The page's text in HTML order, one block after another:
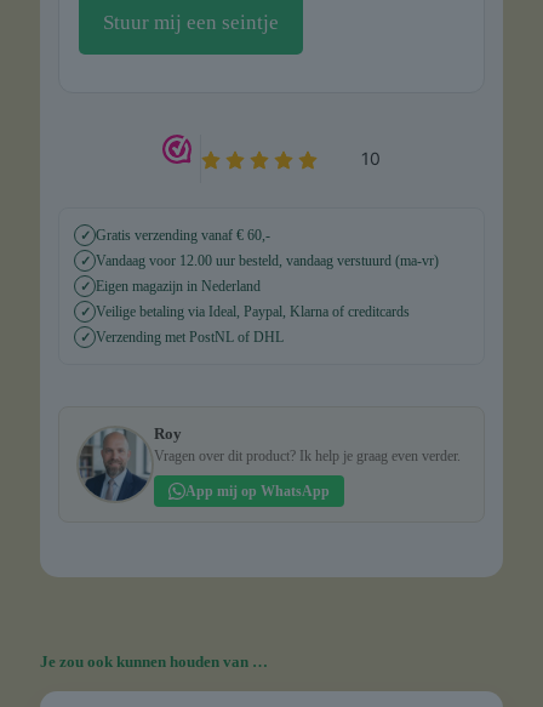
Stuur mij een seintje
✓ Gratis verzending vanaf € 60,-
✓ Vandaag voor 12.00 uur besteld, vandaag verstuurd (ma-vr)
✓ Eigen magazijn in Nederland
✓ Veilige betaling via Ideal, Paypal, Klarna of creditcards
✓ Verzending met PostNL of DHL
Roy
Vragen over dit product? Ik help je graag even verder.
App mij op WhatsApp
Je zou ook kunnen houden van …